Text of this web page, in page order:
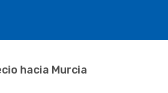
hacia Murcia